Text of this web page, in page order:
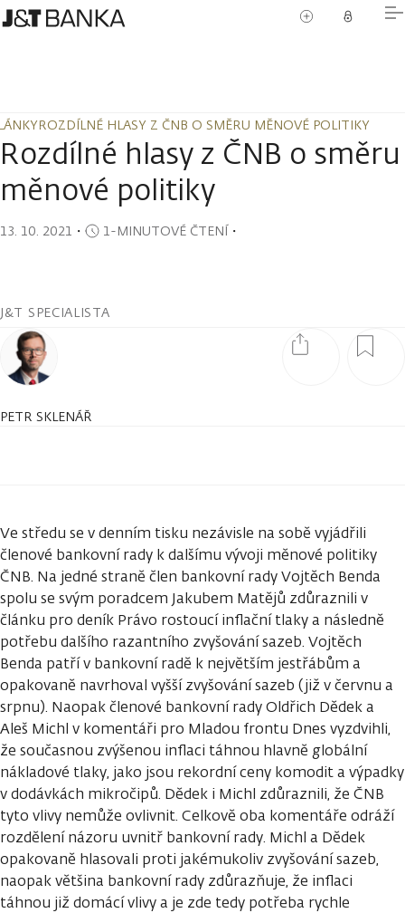
ROZDÍLNÉ HLASY Z ČNB O SMĚRU MĚNOVÉ POLITIKY
ROZDÍLNÉ HLASY Z ČNB O SMĚRU MĚNOVÉ POLITIKY
Rozdílné hlasy z ČNB o směru
měnové politiky
13. 10. 2021 ・ 1-MINUTOVÉ ČTENÍ・
J&T SPECIALISTA
PETR SKLENÁŘ
Ve středu se v denním tisku nezávisle na sobě vyjádřili
členové bankovní rady k dalšímu vývoji měnové politiky
ČNB. Na jedné straně člen bankovní rady Vojtěch Benda
spolu se svým poradcem Jakubem Matějů zdůraznili v
článku pro deník Právo rostoucí inflační tlaky a následně
potřebu dalšího razantního zvyšování sazeb. Vojtěch
Benda patří v bankovní radě k největším jestřábům a
opakovaně navrhoval vyšší zvyšování sazeb (již v červnu a
srpnu). Naopak členové bankovní rady Oldřich Dědek a
Aleš Michl v komentáři pro Mladou frontu Dnes vyzdvihli,
že současnou zvýšenou inflaci táhnou hlavně globální
nákladové tlaky, jako jsou rekordní ceny komodit a výpadky
v dodávkách mikročipů. Dědek i Michl zdůraznili, že ČNB
tyto vlivy nemůže ovlivnit. Celkově oba komentáře odráží
rozdělení názoru uvnitř bankovní rady. Michl a Dědek
opakovaně hlasovali proti jakémukoliv zvyšování sazeb,
naopak většina bankovní rady zdůrazňuje, že inflaci
táhnou již domácí vlivy a je zde tedy potřeba rychle